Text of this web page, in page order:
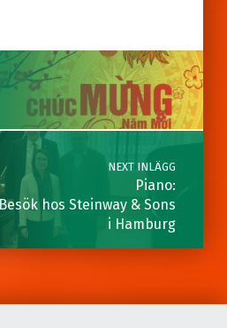
NEXT INLÄGG
Piano:
Besök hos Steinway & Sons
i Hamburg